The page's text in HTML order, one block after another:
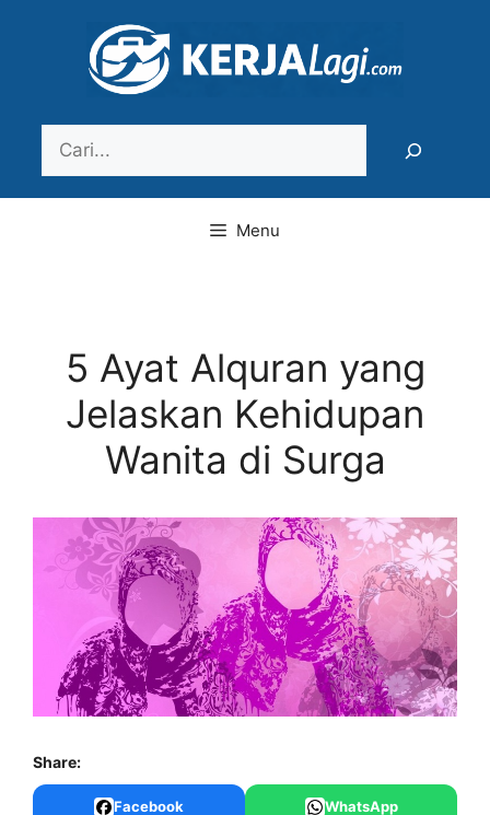
Menu
5 Ayat Alquran yang
Jelaskan Kehidupan
Wanita di Surga
Share:
Facebook WhatsApp